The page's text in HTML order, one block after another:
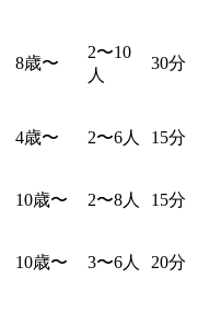
8歳〜
2〜10
人
30分
4歳〜 2〜6人 15分
10歳〜 2〜8人 15分
10歳〜 3〜6人 20分